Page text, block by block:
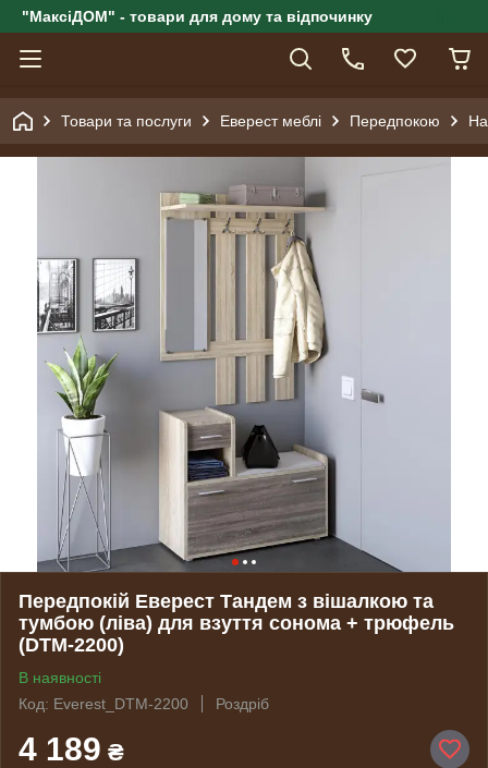
"МаксіДОМ" - товари для дому та відпочинку
Товари та послуги Еверест меблі Передпокою
Передпокій Еверест Тандем з вішалкою та
тумбою (ліва) для взуття сонома + трюфель
(DTM-2200)
В наявності
Код: Everest_DTM-2200
Роздріб
4 189 ₴